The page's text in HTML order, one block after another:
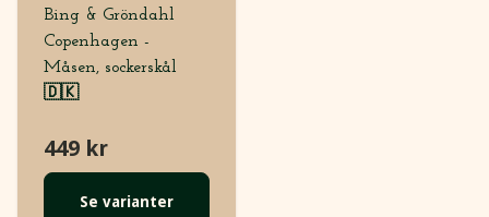
Bing & Gröndahl
Copenhagen -
Måsen, sockerskål
🇩🇰
449 kr
Se varianter